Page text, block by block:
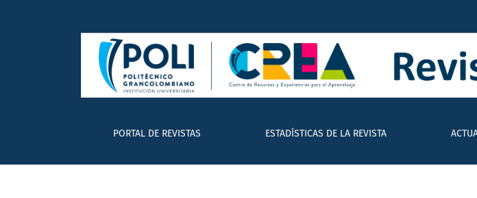
PORTAL DE REVISTAS ESTADÍSTICAS DE LA REVISTA